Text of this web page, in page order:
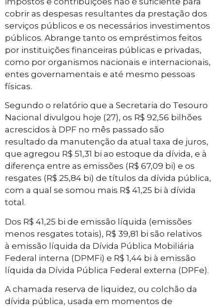
cobrir as despesas resultantes da prestação dos
serviços públicos e os necessários investimentos
públicos. Abrange tanto os empréstimos feitos
por instituições financeiras públicas e privadas,
como por organismos nacionais e internacionais,
entes governamentais e até mesmo pessoas
físicas.
Segundo o relatório que a Secretaria do Tesouro
Nacional divulgou hoje (27), os R$ 92,56 bilhões
acrescidos à DPF no mês passado são
resultado da manutenção da atual taxa de juros,
que agregou R$ 51,31 bi ao estoque da dívida, e à
diferença entre as emissões (R$ 67,09 bi) e os
resgates (R$ 25,84 bi) de títulos da dívida pública,
com a qual se somou mais R$ 41,25 bi à dívida
total.
Dos R$ 41,25 bi de emissão líquida (emissões
menos resgates totais), R$ 39,81 bi são relativos
à emissão líquida da Dívida Pública Mobiliária
Federal interna (DPMFi) e R$ 1,44 bi à emissão
líquida da Dívida Pública Federal externa (DPFe).
A chamada reserva de liquidez, ou colchão da
dívida pública, usada em momentos de